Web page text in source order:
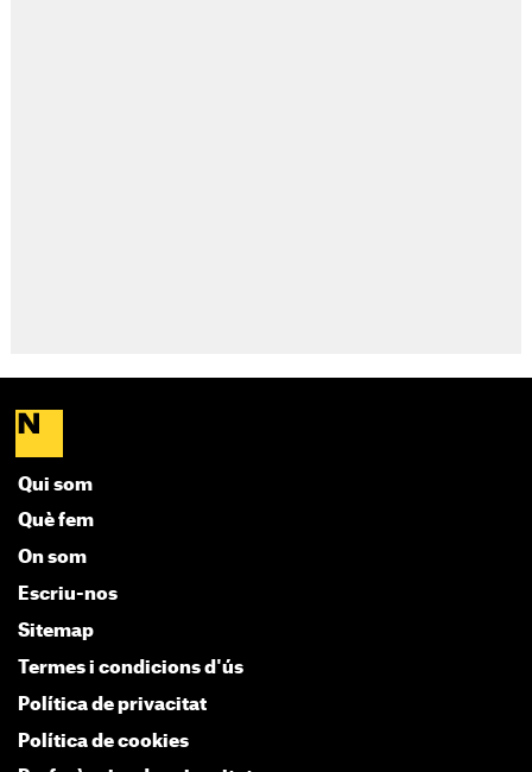
Qui som
Què fem
On som
Escriu-nos
Sitemap
Termes i condicions d'ús
Política de privacitat
Política de cookies